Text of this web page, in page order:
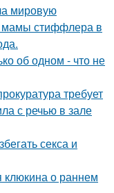
мировую
мамы стиффлера в
об одном - что не
требует
с речью в зале
секса и
о раннем